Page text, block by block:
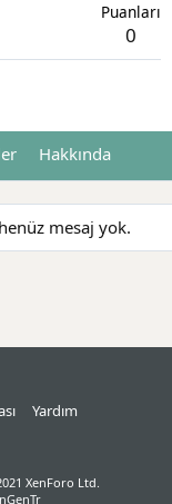
Puanları
0
Hakkında
mesaj yok.
Yardım
XenForo Ltd.